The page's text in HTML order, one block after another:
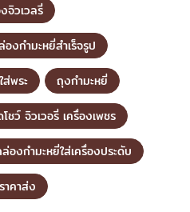
จิวเวลรี่
องกำมะหยี่สำเร็จรูป
พระ
ถุงกำมะหยี่
ชว์ จิวเวอรี่ เครื่องเพชร
องกำมะหยี่ใส่เครื่องประดับ
าคาส่ง